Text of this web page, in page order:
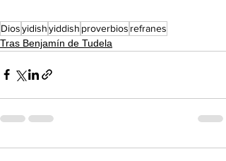
Diosyidishyiddish proverbios refranes
Tras Benjamín de Tudela